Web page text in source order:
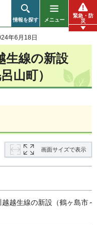
情報を探す メニュー
緊急・防
災
年6月18日
生線の新設
山町）
画面サイズで表示
越越生線の新設（鶴ヶ島市